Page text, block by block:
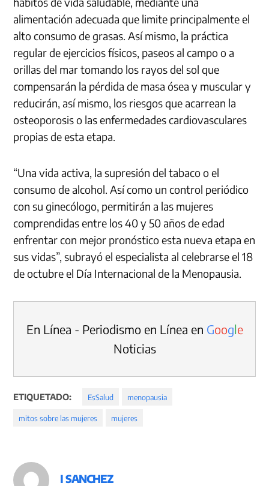
alimentación adecuada que limite principalmente el
alto consumo de grasas. Así mismo, la práctica
regular de ejercicios físicos, paseos al campo o a
orillas del mar tomando los rayos del sol que
compensarán la pérdida de masa ósea y muscular y
reducirán, así mismo, los riesgos que acarrean la
osteoporosis o las enfermedades cardiovasculares
propias de esta etapa.
“Una vida activa, la supresión del tabaco o el
consumo de alcohol. Así como un control periódico
con su ginecólogo, permitirán a las mujeres
comprendidas entre los 40 y 50 años de edad
enfrentar con mejor pronóstico esta nueva etapa en
sus vidas”, subrayó el especialista al celebrarse el 18
de octubre el Día Internacional de la Menopausia.
En Línea - Periodismo en Línea en Google
Noticias
ETIQUETADO: EsSalud menopausia
mitos sobre las mujeres mujeres
I SANCHEZ